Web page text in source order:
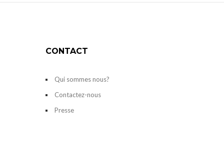
CONTACT
Qui sommes nous?
Contactez-nous
Presse